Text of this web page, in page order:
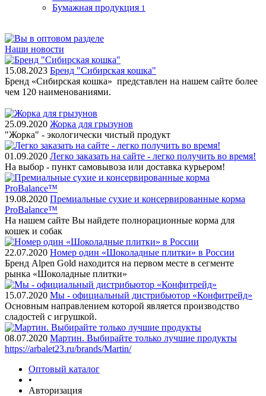
Бумажная продукция 1
Наши новости
15.08.2023 Бренд "Сибирская кошка"
Бренд «Сибирская кошка» представлен на нашем сайте более
чем 120 наименованиями.
25.09.2020 Жорка для грызунов
"Жорка" - экологически чистый продукт
01.09.2020 Легко заказать на сайте - легко получить во время!
На выбор - пункт самовывоза или доставка курьером!
19.08.2020 Премиальные сухие и консервированные корма
ProBalance™
На нашем сайте Вы найдете полнорационные корма для
кошек и собак
22.07.2020 Номер один «Шоколадные плитки» в России
Бренд Alpen Gold находится на первом месте в сегменте
рынка «Шоколадные плитки»
15.07.2020 Мы - официальный дистрибьютор «Конфитрейд»
Основным направлением которой является производство
сладостей с игрушкой.
08.07.2020 Мартин. Выбирайте только лучшие продукты
https://arbalet23.ru/brands/Martin/
Оптовый каталог
•
Авторизация